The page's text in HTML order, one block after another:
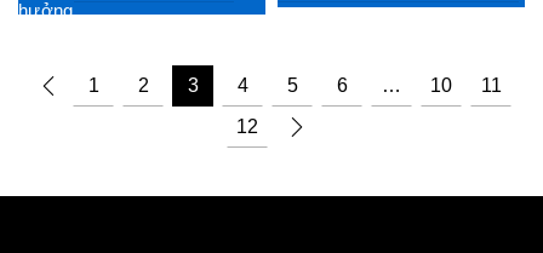
hưởng
1 2 3 4 5 6 … 10
11
12